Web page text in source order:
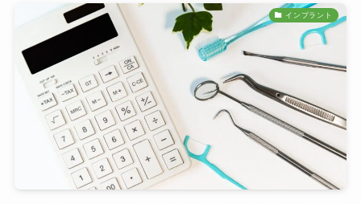
インプラント